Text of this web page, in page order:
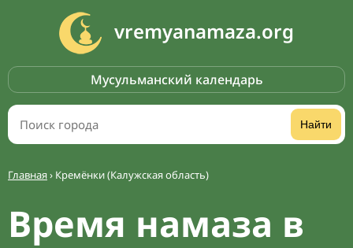
vremyanamaza.org
Мусульманский календарь
Найти
Главная› Кремёнки (Калужская область)
Время намаза в